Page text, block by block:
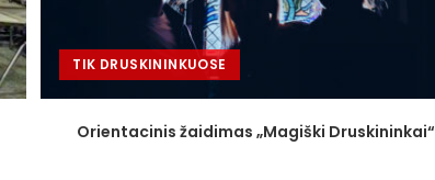
TIK DRUSKININKUOSE
Orientacinis žaidimas „Magiški Druskininkai“